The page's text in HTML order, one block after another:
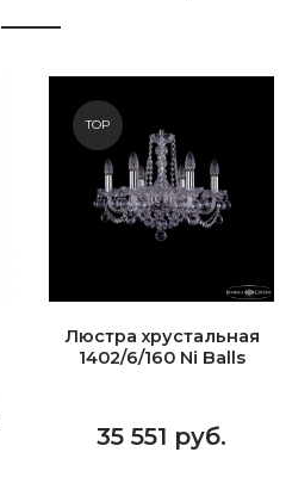
TOP
Люстра хрустальная
1402/6/160 Ni Balls
35 551 руб.